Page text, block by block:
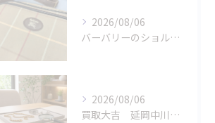
2026/08/06
バーバリーのショルダーバッグをお買取りさせていただきました。
2026/08/06
買取大吉 延岡中川原店の店長が急がせない査定